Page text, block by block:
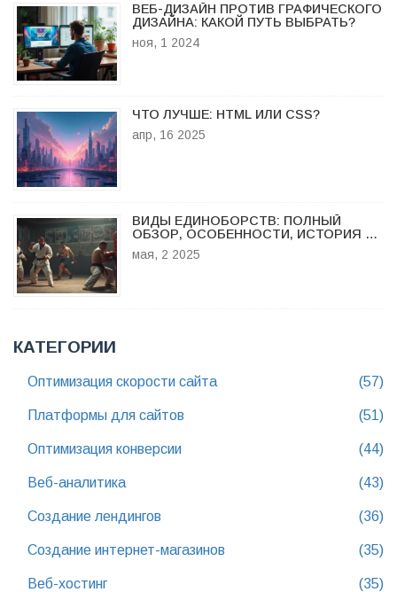
ВЕБ-ДИЗАЙН ПРОТИВ ГРАФИЧЕСКОГО
ДИЗАЙНА: КАКОЙ ПУТЬ ВЫБРАТЬ?
ноя, 1 2024
ЧТО ЛУЧШЕ: HTML ИЛИ CSS?
апр, 16 2025
ВИДЫ ЕДИНОБОРСТВ: ПОЛНЫЙ
ОБЗОР, ОСОБЕННОСТИ, ИСТОРИЯ И
ТРАВМООПАСНОСТЬ
мая, 2 2025
КАТЕГОРИИ
Оптимизация скорости сайта (57)
Платформы для сайтов (51)
Оптимизация конверсии (44)
Веб-аналитика (43)
Создание лендингов (36)
Создание интернет-магазинов (35)
Веб-хостинг (35)